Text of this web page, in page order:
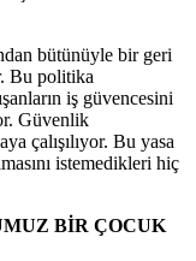
bütünüyle bir geri
Bu politika
iş güvencesini
Güvenlik
çalışılıyor. Bu yasa
istemedikleri hiç
BİR ÇOCUK